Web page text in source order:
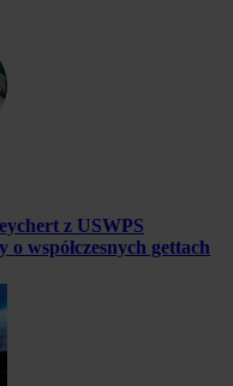
z USWPS
współczesnych gettach